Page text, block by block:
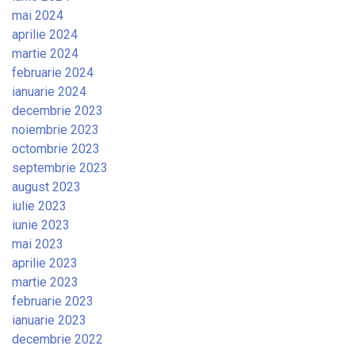
mai 2024
aprilie 2024
martie 2024
februarie 2024
ianuarie 2024
decembrie 2023
noiembrie 2023
octombrie 2023
septembrie 2023
august 2023
iulie 2023
iunie 2023
mai 2023
aprilie 2023
martie 2023
februarie 2023
ianuarie 2023
decembrie 2022